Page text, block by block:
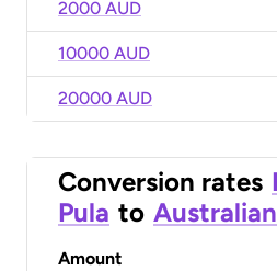
2000 AUD
10000 AUD
20000 AUD
Conversion rates
Pula to
Amount